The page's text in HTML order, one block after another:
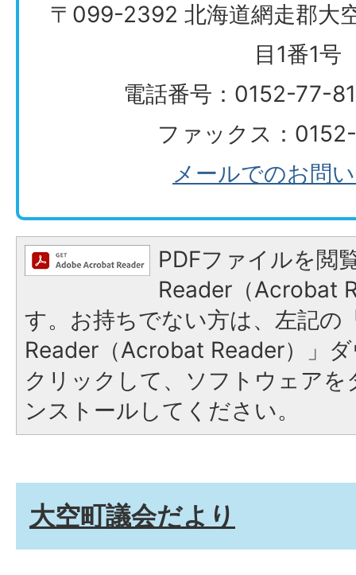
〒099-2392 北海道網走郡大
目1番1号
電話番号：0152-77-
ファックス：
メールでのお問
PDFファイルを閲
Reader（Acrobat
す。お持ちでない方は、左記の
Reader（Acrobat Reader）」
クリックして、ソフトウェア
ンストールしてください。
大空町議会だより